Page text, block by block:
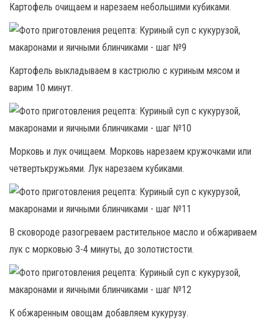
Картофель очищаем и нарезаем небольшими кубиками.
Картофель выкладываем в кастрюлю с куриным мясом и
варим 10 минут.
Морковь и лук очищаем. Морковь нарезаем кружочками или
четвертькружьями. Лук нарезаем кубиками.
В сковороде разогреваем растительное масло и обжариваем
лук с морковью 3-4 минуты, до золотистости.
К обжаренным овощам добавляем кукурузу.